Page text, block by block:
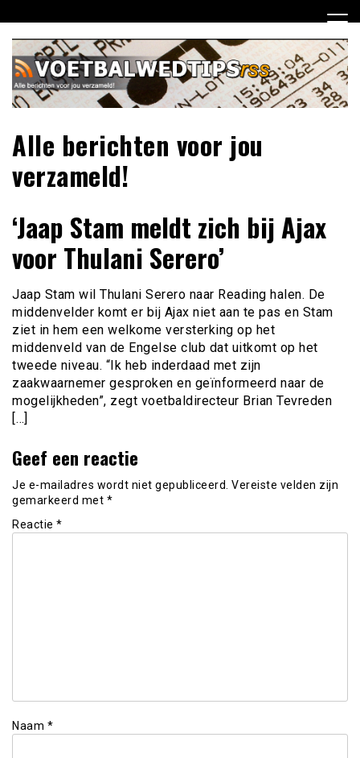
naar
inhoud
Alle berichten voor jou
verzameld!
‘Jaap Stam meldt zich bij Ajax
voor Thulani Serero’
Jaap Stam wil Thulani Serero naar Reading halen. De
middenvelder komt er bij Ajax niet aan te pas en Stam
ziet in hem een welkome versterking op het
middenveld van de Engelse club dat uitkomt op het
tweede niveau. “Ik heb inderdaad met zijn
zaakwaarnemer gesproken en geïnformeerd naar de
mogelijkheden”, zegt voetbaldirecteur Brian Tevreden
[…]
Geef een reactie
Je e-mailadres wordt niet gepubliceerd. Vereiste velden zijn
gemarkeerd met *
Reactie *
Naam *